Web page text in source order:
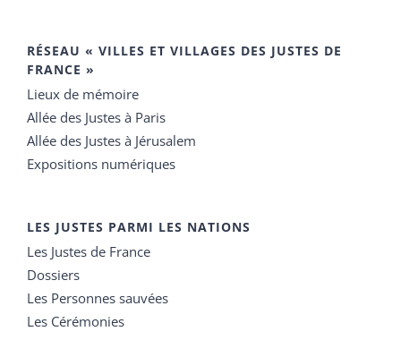
RÉSEAU « VILLES ET VILLAGES DES JUSTES DE
FRANCE »
Lieux de mémoire
Allée des Justes à Paris
Allée des Justes à Jérusalem
Expositions numériques
LES JUSTES PARMI LES NATIONS
Les Justes de France
Dossiers
Les Personnes sauvées
Les Cérémonies